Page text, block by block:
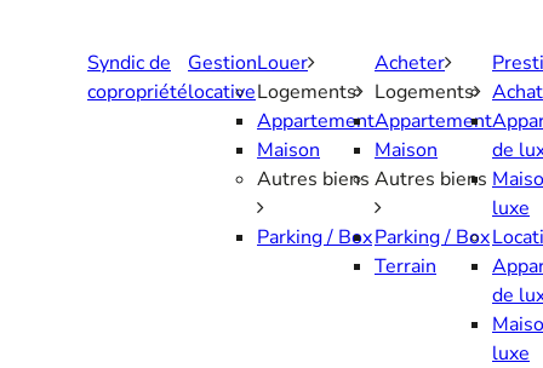
Syndic de
copropriété
Gestion
locative
Louer
Logements
Appartement
Maison
Autres biens
Parking / Box
Acheter
Logements
Appartement
Maison
Autres biens
Parking / Box
Terrain
Achat
de
luxe
de
luxe